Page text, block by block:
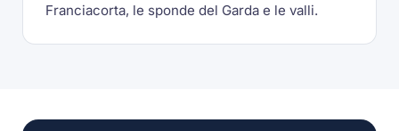
Franciacorta, le sponde del Garda e le valli.